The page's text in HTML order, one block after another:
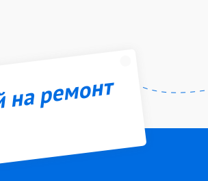
ремонт